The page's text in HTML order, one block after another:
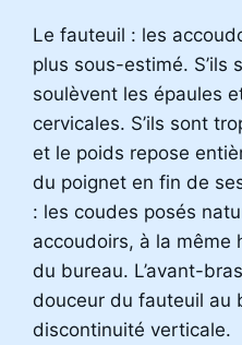
Le fauteuil : les
plus sous-estimé. S’ils
soulèvent les épaules
cervicales. S’ils sont
et le poids repose
du poignet en fin de
: les coudes posés
accoudoirs, à la même
du bureau. L’avant-
douceur du fauteuil au
discontinuité verticale.